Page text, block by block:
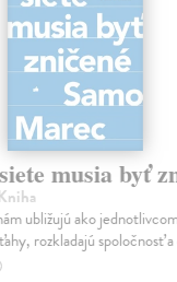
musia byť
ubližujú ako
rozkladajú spoločnosť